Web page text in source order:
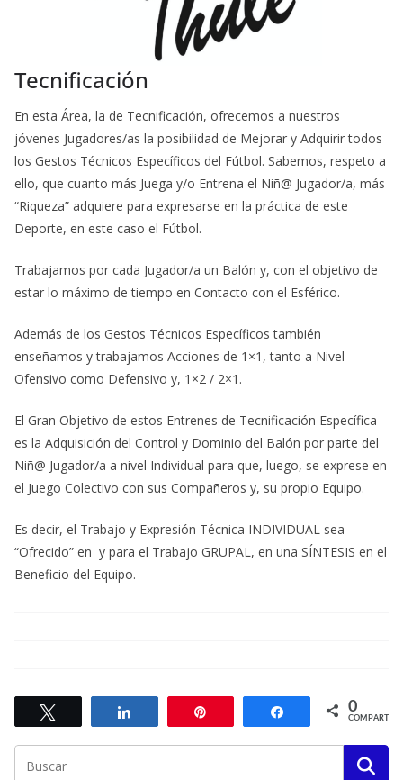
Tecnificación
En esta Área, la de Tecnificación, ofrecemos a nuestros
jóvenes Jugadores/as la posibilidad de Mejorar y Adquirir todos
los Gestos Técnicos Específicos del Fútbol. Sabemos, respeto a
ello, que cuanto más Juega y/o Entrena el Niñ@ Jugador/a, más
“Riqueza” adquiere para expresarse en la práctica de este
Deporte, en este caso el Fútbol.
Trabajamos por cada Jugador/a un Balón y, con el objetivo de
estar lo máximo de tiempo en Contacto con el Esférico.
Además de los Gestos Técnicos Específicos también
enseñamos y trabajamos Acciones de 1×1, tanto a Nivel
Ofensivo como Defensivo y, 1×2 / 2×1.
El Gran Objetivo de estos Entrenes de Tecnificación Específica
es la Adquisición del Control y Dominio del Balón por parte del
Niñ@ Jugador/a a nivel Individual para que, luego, se exprese en
el Juego Colectivo con sus Compañeros y, su propio Equipo.
Es decir, el Trabajo y Expresión Técnica INDIVIDUAL sea
“Ofrecido” en y para el Trabajo GRUPAL, en una SÍNTESIS en el
Beneficio del Equipo.
Compartir Compartir0
COMPARTIR